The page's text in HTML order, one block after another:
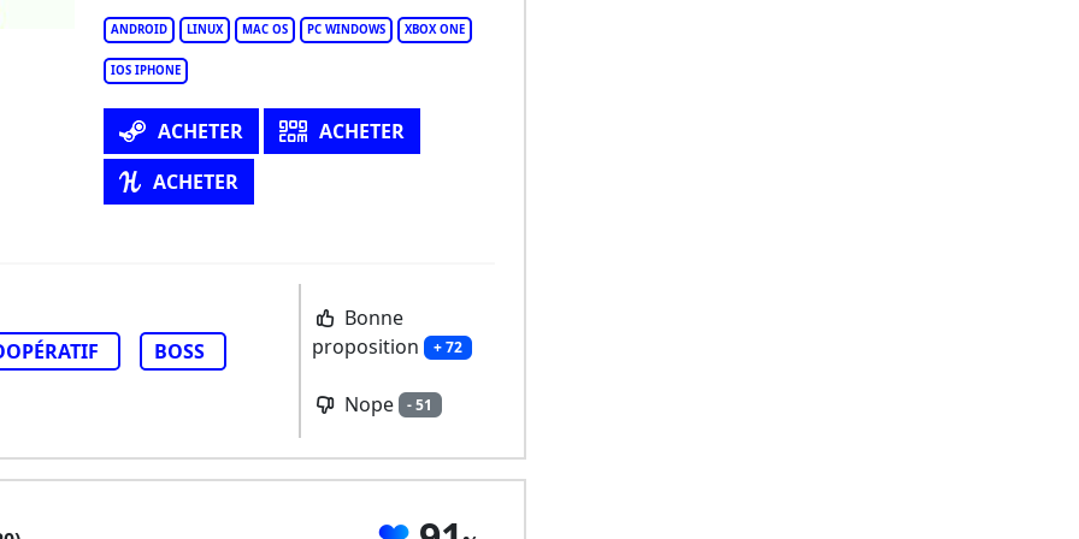
ANDROID LINUX MAC OS PC WINDOWS XBOX ONE
IOS IPHONE
ACHETER
ACHETER
ACHETER
BOSS
Bonne
proposition + 72
Nope - 51